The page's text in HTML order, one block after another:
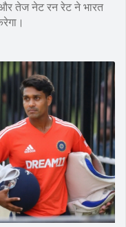
तेज नेट रन रेट ने भारत